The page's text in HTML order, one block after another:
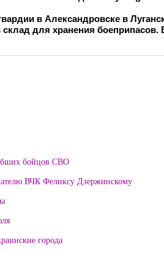
в Александровске в
для хранения боеприпасов.
бойцов СВО
ВЧК Феликсу Дзержинскому
города